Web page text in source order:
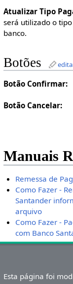
Atualizar Tipo
será utilizado o
banco.
Botões
Botão Confirmar:
Botão Cancelar:
Manuais
Remessa de
Como Fazer -
Santander
arquivo
Como Fazer -
com Banco
Esta página foi